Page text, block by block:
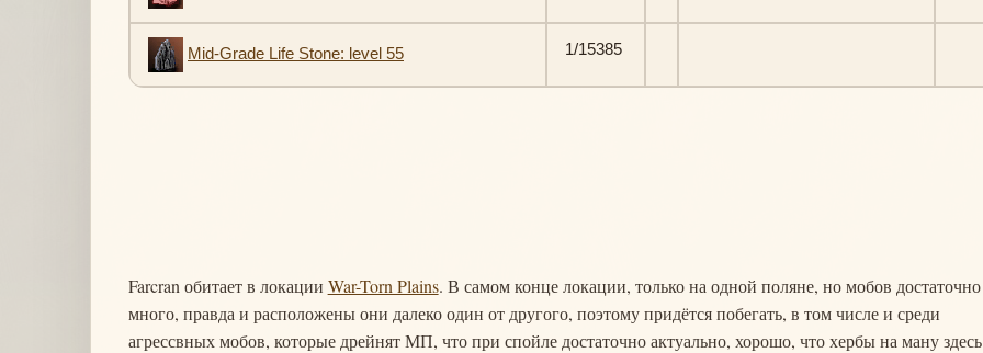
Mid-Grade Life Stone: level 55 1/15385
Farcran обитает в локации War-Torn Plains. В самом конце локации, только на одной поляне, но мобов достаточно
много, правда и расположены они далеко один от другого, поэтому придётся побегать, в том числе и среди
агрессвных мобов, которые дрейнят МП, что при спойле достаточно актуально, хорошо, что хербы на ману здесь